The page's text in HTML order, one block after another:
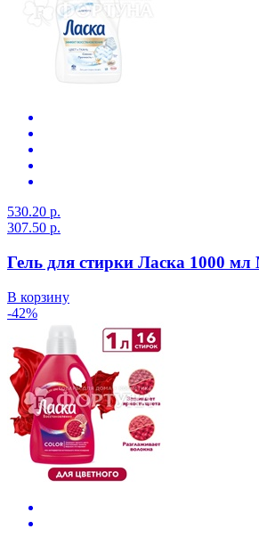
530.20 р.
307.50 р.
Гель для стирки Ласка 1000 мл
В корзину
-42%